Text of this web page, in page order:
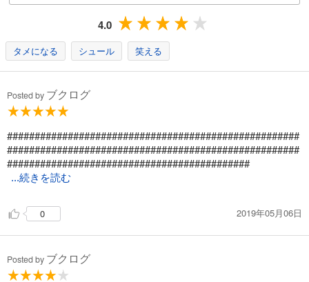
4.0
タメになる シュール 笑える
Posted by ブクログ
#####################################################
#####################################################
############################################
...続きを読む
0 2019年05月06日
Posted by ブクログ